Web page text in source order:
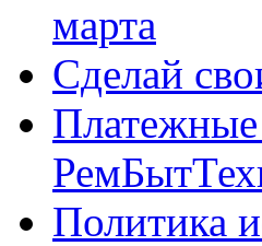
марта
Сделай
Платежные
Политика